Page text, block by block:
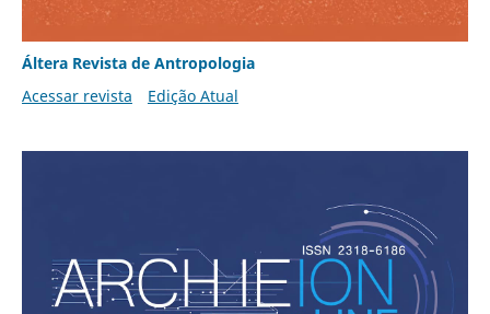
Áltera Revista de Antropologia
Acessar revista
Edição Atual